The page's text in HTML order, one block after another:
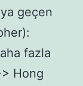
geçen
fazla
Hong